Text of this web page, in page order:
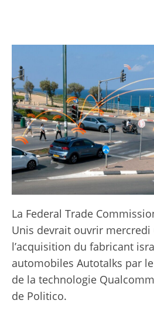
La Federal Trade
Unis devrait ouvrir
l’acquisition du fabricant
automobiles Autotalks par
de la technologie
de Politico.